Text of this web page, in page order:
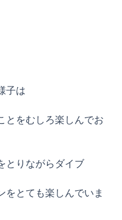
子は
とをむしろ楽しんでお
とりながらダイブ
をとても楽しんでいま